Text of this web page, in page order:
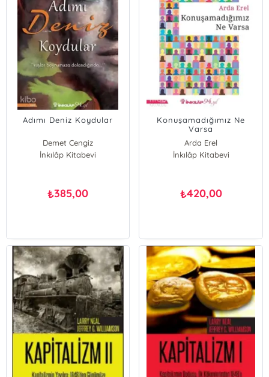
Adımı Deniz Koydular
Demet Cengiz
İnkılâp Kitabevi
₺385,00
Konuşamadığımız Ne
Varsa
Arda Erel
İnkılâp Kitabevi
₺420,00